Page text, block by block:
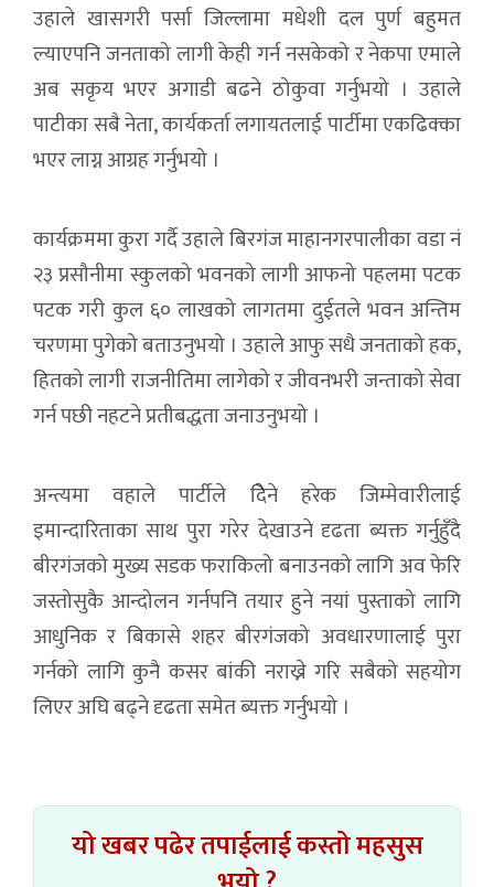
उहाले खासगरी पर्सा जिल्लामा मधेशी दल पुर्ण बहुमत
ल्याएपनि जनताको लागी केही गर्न नसकेको र नेकपा एमाले
अब सकृय भएर अगाडी बढने ठोकुवा गर्नुभयो । उहाले
पाटीका सबै नेता, कार्यकर्ता लगायतलाई पार्टीमा एकढिक्का
भएर लाग्न आग्रह गर्नुभयो ।
कार्यक्रममा कुरा गर्दै उहाले बिरगंज माहानगरपालीका वडा नं
२३ प्रसौनीमा स्कुलको भवनको लागी आफनो पहलमा पटक
पटक गरी कुल ६० लाखको लागतमा दुईतले भवन अन्तिम
चरणमा पुगेको बताउनुभयो । उहाले आफु सधै जनताको हक,
हितको लागी राजनीतिमा लागेको र जीवनभरी जन्ताको सेवा
गर्न पछी नहटने प्रतीबद्धता जनाउनुभयो ।
अन्त्यमा वहाले पार्टीले दिेने हरेक जिम्मेवारीलाई
इमान्दारिताका साथ पुरा गरेर देखाउने दृढता ब्यक्त गर्नुहुँदै
बीरगंजको मुख्य सडक फराकिलो बनाउनको लागि अव फेरि
जस्तोसुकै आन्दोलन गर्नपनि तयार हुने नयां पुस्ताको लागि
आधुनिक र बिकासे शहर बीरगंजको अवधारणालाई पुरा
गर्नको लागि कुनै कसर बांकी नराख्ने गरि सबैको सहयोग
लिएर अघि बढ्ने दृढता समेत ब्यक्त गर्नुभयो ।
यो खबर पढेर तपाईलाई कस्तो महसुस